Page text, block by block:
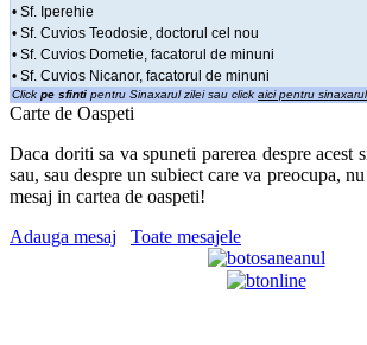
• Sf. Iperehie
• Sf. Cuvios Teodosie, doctorul cel nou
• Sf. Cuvios Dometie, facatorul de minuni
• Sf. Cuvios Nicanor, facatorul de minuni
Click pe sfinti pentru Sinaxarul zilei sau click aici pentru
Carte de Oaspeti
Daca doriti sa va spuneti parerea despre acest
sau, sau despre un subiect care va preocupa,
mesaj in cartea de oaspeti!
Adauga mesaj
Toate mesajele